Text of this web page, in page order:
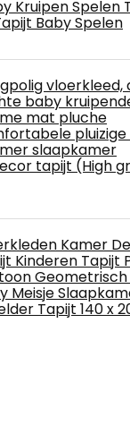
Kruipen Spelen
Baby Spelen
vloerkleed,
baby
mat pluche
pluizige
slaapkamer
tapijt (High
Kamer
Kinderen Tapijt
Meisje
Tapijt 140 x